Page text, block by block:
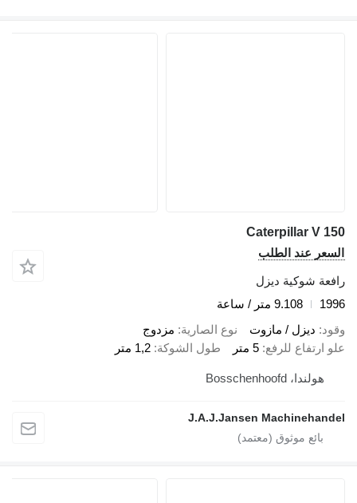
Caterpillar V 150
السعر عند الطلب
رافعة شوكية ديزل
1996
9.108 متر / ساعة
وقود ديزل / مازوت نوع الصارية مزدوج
علو ارتفاع للرفع 5 متر طول الشوكة 1,2 متر
هولندا، Bosschenhoofd
J.A.J.Jansen Machinehandel